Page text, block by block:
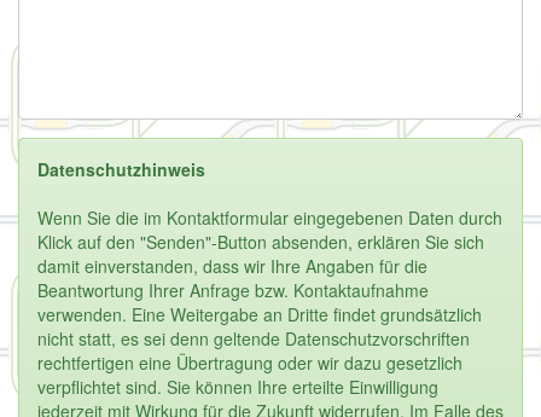
Datenschutzhinweis
Wenn Sie die im Kontaktformular eingegebenen Daten durch
Klick auf den "Senden"-Button absenden, erklären Sie sich
damit einverstanden, dass wir Ihre Angaben für die
Beantwortung Ihrer Anfrage bzw. Kontaktaufnahme
verwenden. Eine Weitergabe an Dritte findet grundsätzlich
nicht statt, es sei denn geltende Datenschutzvorschriften
rechtfertigen eine Übertragung oder wir dazu gesetzlich
verpflichtet sind. Sie können Ihre erteilte Einwilligung
jederzeit mit Wirkung für die Zukunft widerrufen. Im Falle des